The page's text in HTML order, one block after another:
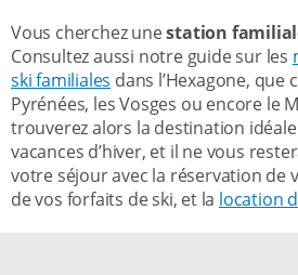
Vous cherchez unestation
Consultez aussi notre guide sur les
ski familiales dans l’Hexagone, que
Pyrénées, les Vosges ou encore le
trouverez alors la destination
vacances d’hiver, et il ne vous
votre séjour avec la réservation de
de vos forfaits de ski, et la location